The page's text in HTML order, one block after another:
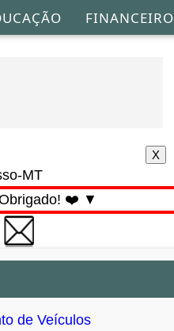
FINANCEIRO
MT
Obrigado! ❤️ ▼
de Veículos